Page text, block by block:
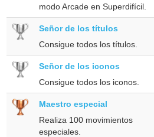
modo Arcade en Superdifícil.
Señor de los títulos
Consigue todos los títulos.
Señor de los iconos
Consigue todos los iconos.
Maestro especial
Realiza 100 movimientos
especiales.